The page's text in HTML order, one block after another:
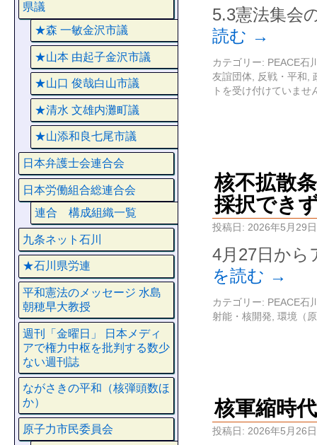
5.3憲法集会
読む →
カテゴリー: PEACE石
友誼団体
反戦・平和
トを受け付けていませ
核不拡散
採択でき
投稿日: 2026年5月29日
4月27日か
を読む →
カテゴリー: PEACE石
射能・核開発 環境（
核軍縮時
投稿日: 2026年5月26日
県議
★森 一敏金沢市議
★山本 由起子金沢市議
★山口 俊哉白山市議
★清水 文雄内灘町議
★山添和良七尾市議
日本弁護士会連合会
日本労働組合総連合会
連合 構成組織一覧
九条ネット石川
★石川県労連
平和憲法のメッセージ 水島
朝穂早大教授
週刊「金曜日」 日本メディ
アで権力中枢を批判する数少
ない週刊誌
ながさきの平和（核弾頭数ほ
か）
原子力市民委員会